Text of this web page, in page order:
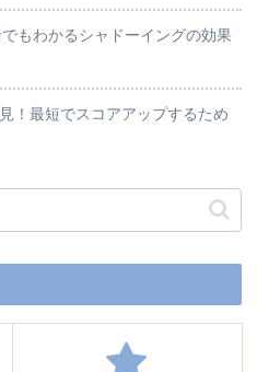
もわかるシャドーイングの効果
！最短でスコアアップするため